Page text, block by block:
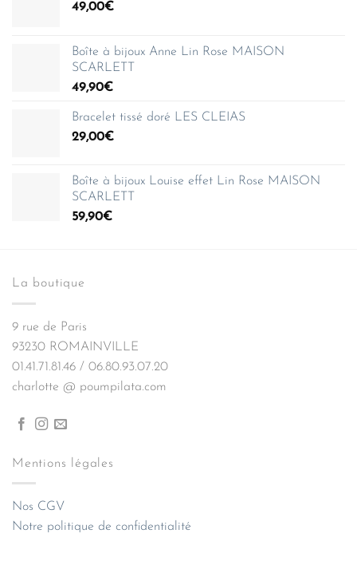
49,00€
Boîte à bijoux Anne Lin Rose MAISON
SCARLETT
49,90€
Bracelet tissé doré LES CLEIAS
29,00€
Boîte à bijoux Louise effet Lin Rose MAISON
SCARLETT
59,90€
La boutique
9 rue de Paris
93230 ROMAINVILLE
01.41.71.81.46 / 06.80.93.07.20
charlotte @ poumpilata.com
Mentions légales
Nos CGV
Notre politique de confidentialité